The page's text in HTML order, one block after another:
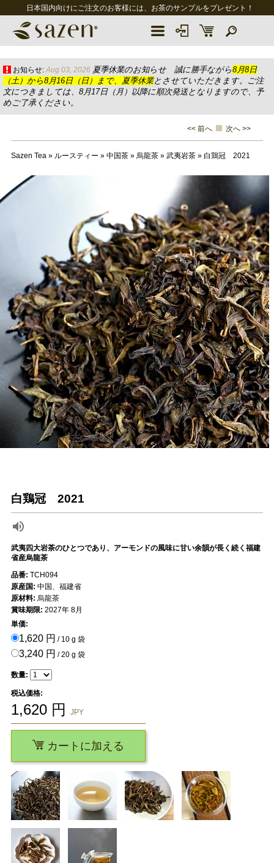
日本国内向けにご注文のお客様には、お茶のサンプルをプレゼント！
お知らせ: Aug 03, 2026 夏季休業のお知らせ 誠に勝手ながら8月8日
（土）から8月16日（日）まで、夏季休業とさせていただきます。ご注
文につきましては、8月17日（月）以降に順次発送となりますので、予
めご了承ください。
<< 前へ 次へ >>
Sazen Tea» ルースティー » 中国茶» 烏龍茶» 武夷岩茶» 白鶏冠 2021
白鶏冠 2021
武夷四大岩茶のひとつであり、アーモンドの風味に甘い余韻が長く続く福建
省産烏龍茶
品番: TCH094
原産国: 中国、福建省
原材料: 烏龍茶
賞味期限: 2027年 8月
単価:
1,620 円 / 10 g 袋
3,240 円 / 20 g 袋
数量:
税込価格:
1,620円 JPY
カートに加える